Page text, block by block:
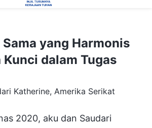
Sama yang Harmonis
Kunci dalam Tugas
Katherine, Amerika Serikat
2020, aku dan Saudari